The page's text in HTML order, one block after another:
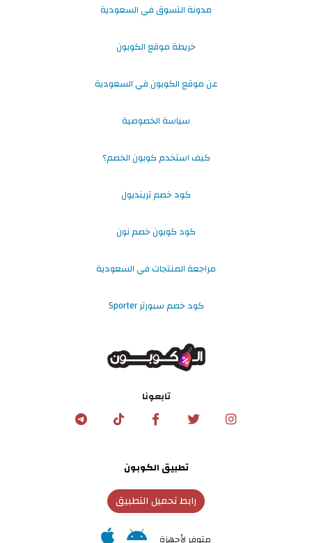
مدونة التسوق في السعودية
خريطة موقع الكوبون
عن موقع الكوبون في السعودية
سياسة الخصوصية
كيف استخدم كوبون الخصم؟
كود خصم ترينديول
كود كوبون خصم نون
مراجعة المنتجات في السعودية
كود خصم سبورتر Sporter
تابعونا
تطبيق الكوبون
رابط تحميل التطبيق
متوفر لأجهزة